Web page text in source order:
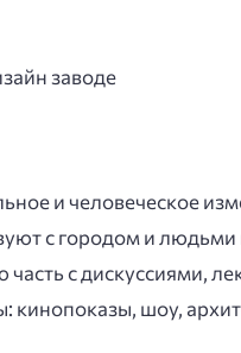
и человеческое
с городом и людьми
с дискуссиями,
шоу,